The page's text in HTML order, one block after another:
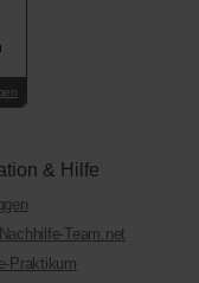
& Hilfe
Team.net
Praktikum